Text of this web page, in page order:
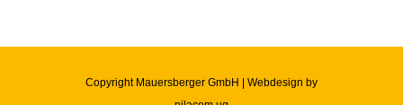
Copyright Mauersberger GmbH | Webdesign by